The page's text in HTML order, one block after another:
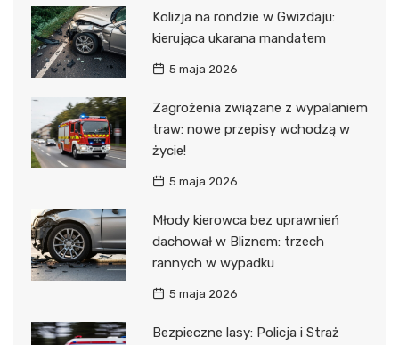
Kolizja na rondzie w Gwizdaju:
kierująca ukarana mandatem
5 maja 2026
Zagrożenia związane z wypalaniem
traw: nowe przepisy wchodzą w
życie!
5 maja 2026
Młody kierowca bez uprawnień
dachował w Bliznem: trzech
rannych w wypadku
5 maja 2026
Bezpieczne lasy: Policja i Straż